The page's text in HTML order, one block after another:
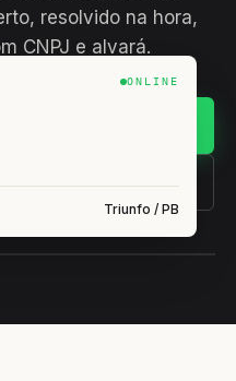
resolvido na hora,
CNPJ e alvará.
8838
ONLINE
Triunfo / PB